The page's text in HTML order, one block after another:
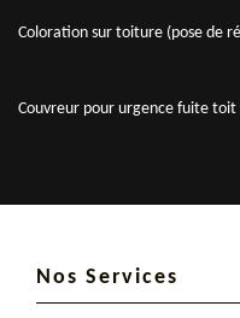
Coloration sur toiture (pose de
Couvreur pour urgence fuite toit
Nos Services